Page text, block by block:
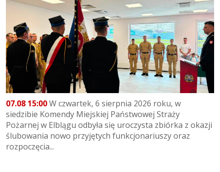
07.08 15:00W czwartek, 6 sierpnia 2026 roku, w
siedzibie Komendy Miejskiej Państwowej Straży
Pożarnej w Elblągu odbyła się uroczysta zbiórka z okazji
ślubowania nowo przyjętych funkcjonariuszy oraz
rozpoczęcia...